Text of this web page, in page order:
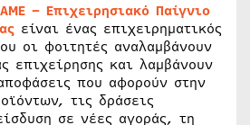
– Επιχειρησιακό Παίγνιο
είναι ένας επιχειρηματικός
οι φοιτητές αναλαμβάνουν
επιχείρησης και λαμβάνουν
που αφορούν στην
τις δράσεις
σε νέες αγοράς, τη